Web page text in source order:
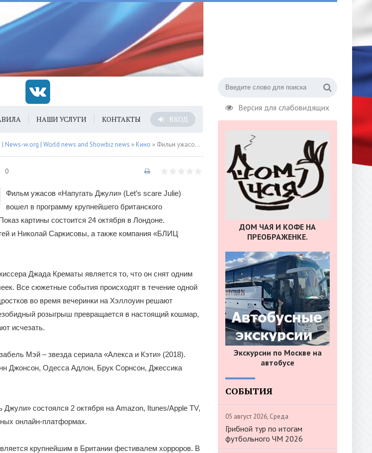
Версия для слабовидящих
НАШИ УСЛУГИ КОНТАКТЫ ВХОД
News-w.org | World news and Showbiz news » Кино » Фильм ужасов «Напугать Джули»
0
Фильм ужасов «Напугать Джули» (Let’s scare Julie)
вошел в программу крупнейшего британского
картины состоится 24 октября в Лондоне.
и Николай Саркисовы, а также компания «БЛИЦ
Джада Крематы является то, что он снят одним
Все сюжетные события происходят в течение одной
во время вечеринки на Хэллоуин решают
розыгрыш превращается в настоящий кошмар,
исчезать.
Мэй – звезда сериала «Алекса и Кэти» (2018).
Джонсон, Одесса Адлон, Брук Сорнсон, Джессика
состоялся 2 октября на Amazon, Itunes/Apple TV,
онлайн-платформах.
крупнейшим в Британии фестивалем хорроров. В
ДОМ ЧАЯ И КОФЕ НА
ПРЕОБРАЖЕНКЕ.
Экскурсии по Москве на
автобусе
СОБЫТИЯ
05 август 2026, Среда
Грибной тур по итогам
футбольного ЧМ 2026